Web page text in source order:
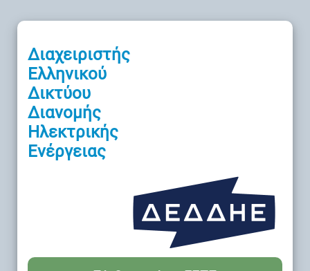
Διαχειριστής
Ελληνικού
Δικτύου
Διανομής
Ηλεκτρικής
Ενέργειας